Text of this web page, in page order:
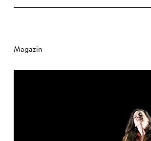
Magazin